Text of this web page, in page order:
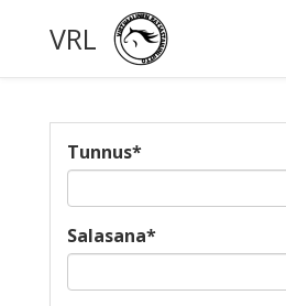
VRL
Tunnus*
Salasana*